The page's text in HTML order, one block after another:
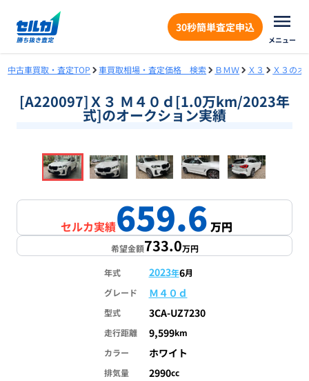
30秒簡単査定申込
メニュー
中古車買取・査定TOP 車買取相場・査定価格 検索 ＢＭＷ Ｘ３ Ｘ３の
[A220097]Ｘ３ Ｍ４０ｄ[1.0万km/2023年
式]のオークション実績
1/18
セルカ実績659.6万円
希望金額733.0万円
年式 2023年6月
グレード
Ｍ４０ｄ
型式 3CA-UZ7230
走行距離 9,599km
カラー
ホワイト
排気量 2990cc